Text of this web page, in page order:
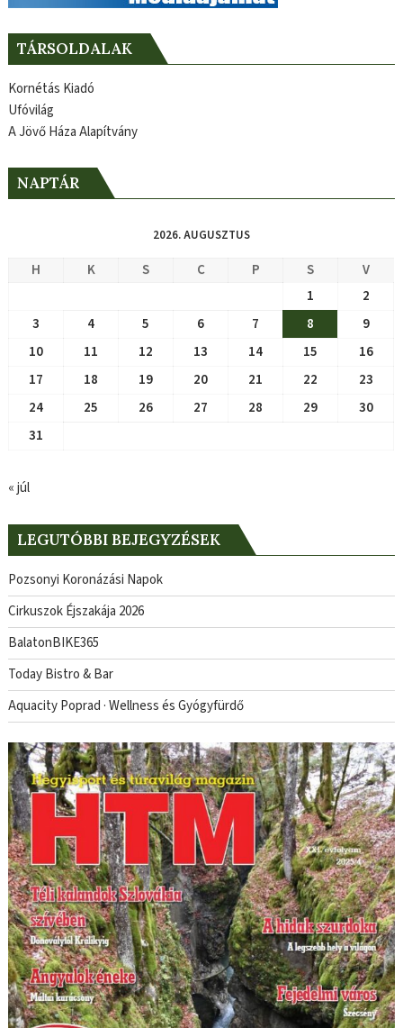
TÁRSOLDALAK
Kornétás Kiadó
Ufóvilág
A Jövő Háza Alapítvány
NAPTÁR
2026. AUGUSZTUS
H K S C P S
V
1
2
3
4 5 6 7 8
9
10
11 12 13 14 15
16
17
18 19 20 21 22
23
24
25 26 27 28 29
30
31
« júl
LEGUTÓBBI BEJEGYZÉSEK
Pozsonyi Koronázási Napok
Cirkuszok Éjszakája 2026
BalatonBIKE365
Today Bistro & Bar
Aquacity Poprad · Wellness és Gyógyfürdő